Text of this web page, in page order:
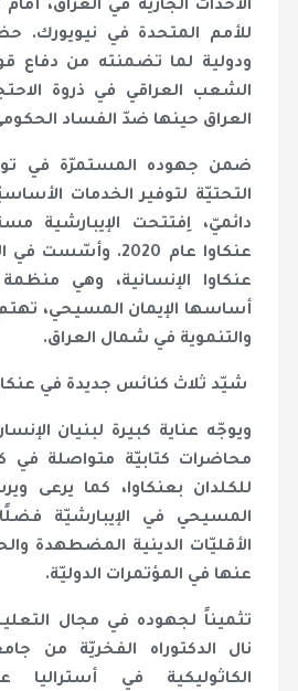
الأحداث الجارية في العراق،
للأمم المتحدة في نيويورك.
ودولية لما تضمنته من دفاع
الشعب العراقي في ذروة
العراق حينها ضدّ الفساد
ضمن جهوده المستمرّة في
التحتيّة لتوفير الخدمات
دائميّ، اِفتتحت الإيبارشية
عنكاوا عام 2020.
عنكاوا الإنسانية، وهي
أساسها الإيمان المسيحي، تهتم
والتنموية في شمال العراق.
شيّد ثلاث كنائس جديدة في
ويوجّه عناية كبيرة لبنيان
محاضرات كتابيّة متواصلة في
للكلدان بعنكاوا، كما يرعى
المسيحي في الإيبارشيّة
الأقليّات الدينية المضطهدة
عنها في المؤتمرات الدوليّة.
تثميناً لجهوده في مجال
نال الدكتوراه الفخريّة من